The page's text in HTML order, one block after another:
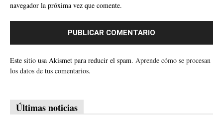
navegador la próxima vez que comente.
Este sitio usa Akismet para reducir el spam. Aprende cómo se procesan
los datos de tus comentarios.
Últimas noticias